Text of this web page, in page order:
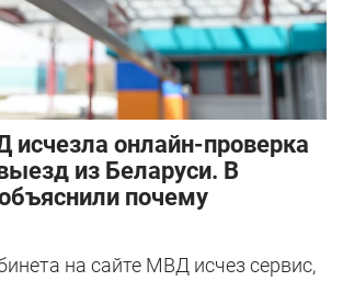
исчезла онлайн-проверка
из Беларуси. В
почему
на сайте МВД исчез сервис,